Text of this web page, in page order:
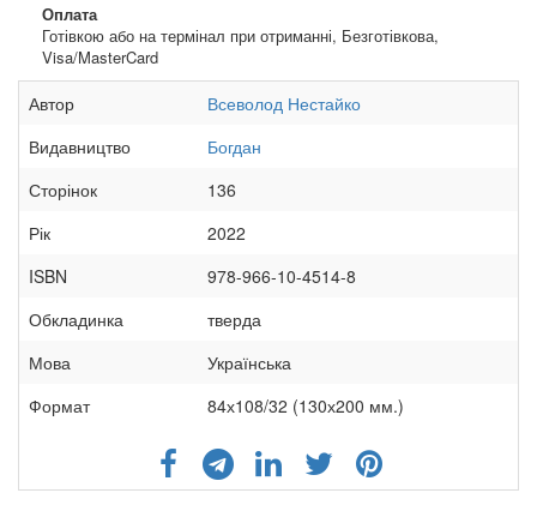
Оплата
Готівкою або на термінал при отриманні, Безготівкова,
Visa/MasterCard
Автор
Всеволод Нестайко
Видавництво
Богдан
Сторінок
136
Рік
2022
ISBN
978-966-10-4514-8
Обкладинка
тверда
Мова
Українська
Формат
84х108/32 (130х200 мм.)